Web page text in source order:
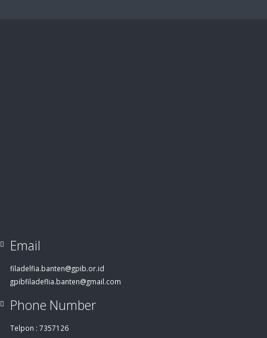
Email
filadelfia.banten@gpib.or.id
gpibfiladeflia.banten@gmail.com
Phone Number
Telpon : 7357126